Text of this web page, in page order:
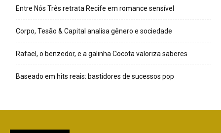
Entre Nós Três retrata Recife em romance sensível
Corpo, Tesão & Capital analisa gênero e sociedade
Rafael, o benzedor, e a galinha Cocota valoriza saberes
Baseado em hits reais: bastidores de sucessos pop